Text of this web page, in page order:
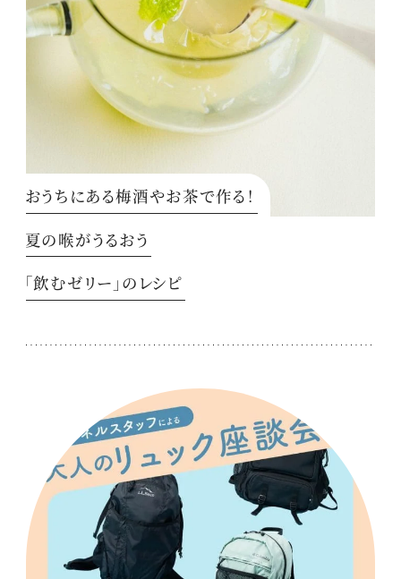
おうちにある梅酒やお茶で作る！
夏の喉がうるおう
「飲むゼリー」のレシピ